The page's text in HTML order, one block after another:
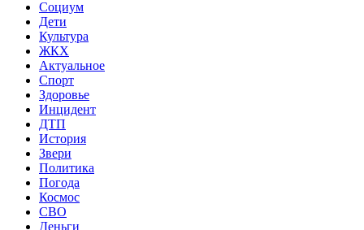
Социум
Дети
Культура
ЖКХ
Актуальное
Спорт
Здоровье
Инцидент
ДТП
История
Звери
Политика
Погода
Космос
СВО
Деньги